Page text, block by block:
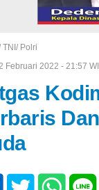
TNI/ Polri
Februari 2022 - 21:57